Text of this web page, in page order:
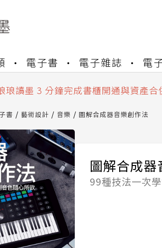
電子書 電子雜誌 電
琅讀墨數位閱讀資產合併與書櫃開通
琅讀墨 3 分鐘完成書櫃開通與資產
琅讀墨數位閱讀資產合併與書櫃開通
書 藝術設計 音樂 圖解合成器音樂創作法
圖解合成器
99種技法一次